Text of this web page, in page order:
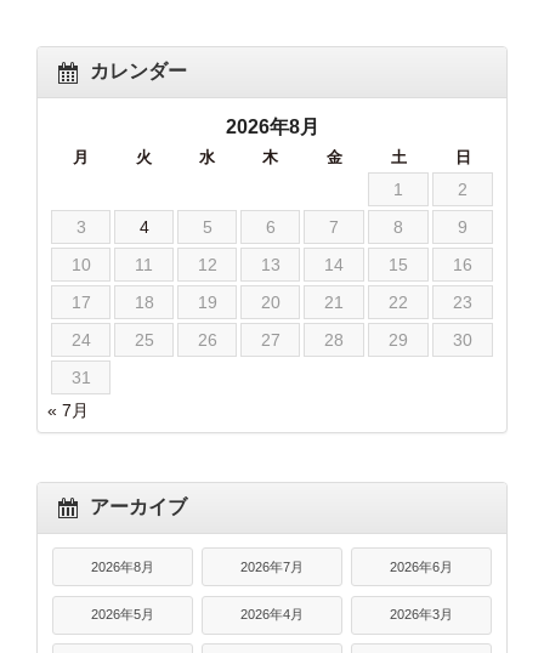
カレンダー
2026年8月
月 火 水 木 金 土 日
1
2
3
4 5 6 7 8
9
10
11 12 13 14 15
16
17
18 19 20 21 22
23
24
25 26 27 28 29
30
31
« 7月
アーカイブ
2026年8月 2026年7月 2026年6月
2026年5月 2026年4月 2026年3月